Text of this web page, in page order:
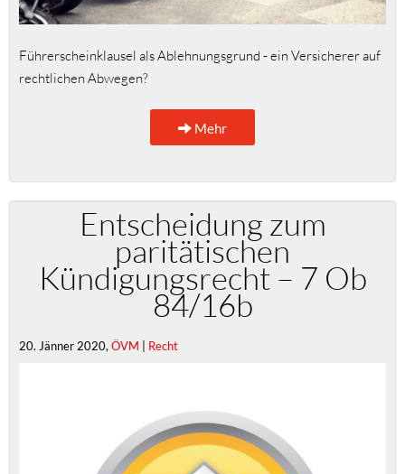
Führerscheinklausel als Ablehnungsgrund - ein Versicherer auf
rechtlichen Abwegen?
Mehr
Entscheidung zum
paritätischen
Kündigungsrecht – 7 Ob
84/16b
20. Jänner 2020, ÖVM | Recht